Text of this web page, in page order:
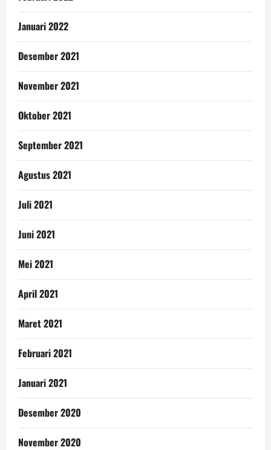
Januari 2022
Desember 2021
November 2021
Oktober 2021
September 2021
Agustus 2021
Juli 2021
Juni 2021
Mei 2021
April 2021
Maret 2021
Februari 2021
Januari 2021
Desember 2020
November 2020